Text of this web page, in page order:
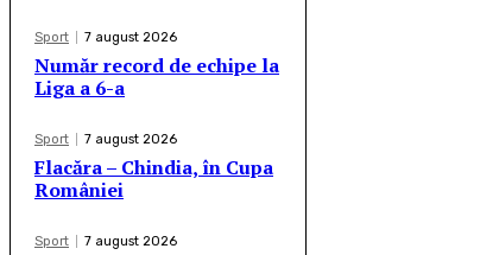
Sport 7 august 2026
Număr record de echipe la
Liga a 6-a
Sport 7 august 2026
Flacăra – Chindia, în Cupa
României
Sport 7 august 2026